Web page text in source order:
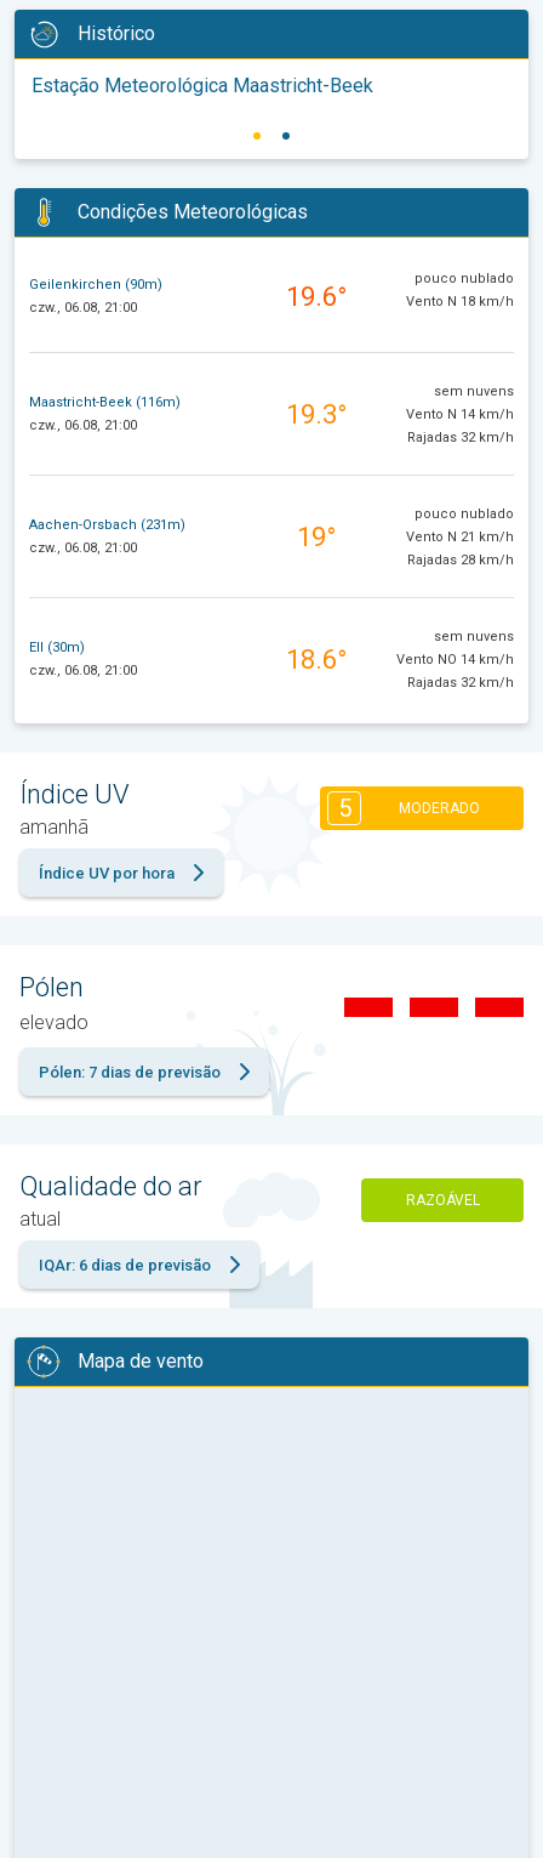
Histórico
Estação Meteorológica Maastricht-Beek
Condições Meteorológicas
Geilenkirchen (90m)
czw., 06.08, 21:00
19.6°
pouco nublado
Vento N 18 km/h
Maastricht-Beek (116m)
czw., 06.08, 21:00
19.3°
sem nuvens
Vento N 14 km/h
Rajadas 32 km/h
Aachen-Orsbach (231m)
czw., 06.08, 21:00
19°
pouco nublado
Vento N 21 km/h
Rajadas 28 km/h
Ell (30m)
czw., 06.08, 21:00
18.6°
sem nuvens
Vento NO 14 km/h
Rajadas 32 km/h
Índice UV
amanhã
5 MODERADO
Índice UV por hora
Pólen
elevado
Pólen: 7 dias de previsão
Qualidade do ar
atual
RAZOÁVEL
IQAr: 6 dias de previsão
Mapa de vento